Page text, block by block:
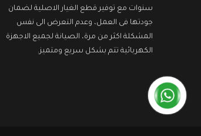
سنوات مع توفير قطع الغيار الاصلية لضمان
جودتها فى العمل، وعدم التعرض الى نفس
المشكلة اكثر من مرة، الصيانة لجميع الاجهزة
الكهربائية تتم بشكل سريع ومتميز.